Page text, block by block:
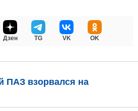
Дзен TG VK OK
ПАЗ взорвался на